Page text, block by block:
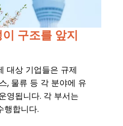
구조를 앞지
대상 기업들은 규제
, 물류 등 각 분야에 유
영됩니다. 각 부서는
행합니다.